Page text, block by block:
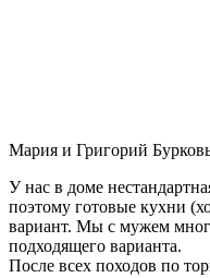
Мария и Григорий
У нас в доме
поэтому готовые кухни
вариант. Мы с мужем
подходящего варианта.
После всех походов по